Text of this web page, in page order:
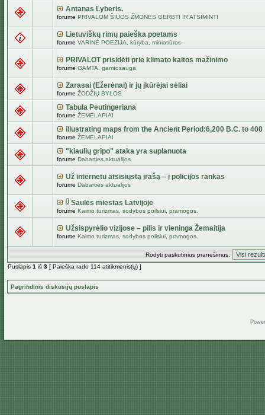
Antanas Lyberis.
forume PRIVALOM ŠIUOS ŽMONES GERBTI IR ATSIMINTI
Lietuviškų rimų paieška poetams
forume VARINĖ POEZIJA, kūryba, miniatiūros
PRIVALOT prisidėti prie klimato kaitos mažinimo
forume GAMTA, gamtosauga
Zarasai (Ežerėnai) ir jų įkūrėjai sėliai
forume ŽODŽIŲ BYLOS
Tabula Peutingeriana
forume ŽEMĖLAPIAI
illustrating maps from the Ancient Period:6,200 B.C. to 400
forume ŽEMĖLAPIAI
"kiaulių gripo" ataka yra suplanuota
forume Dabarties aktualijos
Už internetu atsisiųstą įrašą – į policijos rankas
forume Dabarties aktualijos
Saulės miestas Latvijoje
forume Kaimo turizmas, sodybos poilsiui, pramogos.
Užsispyrėlio vizijose – pilis ir vieninga Žemaitija
forume Kaimo turizmas, sodybos poilsiui, pramogos.
Rodyti paskutinius pranešimus:
Puslapis 1 iš 3 [ Paieška rado 114 atitikmenis(ų) ]
Pagrindinis diskusijų puslapis